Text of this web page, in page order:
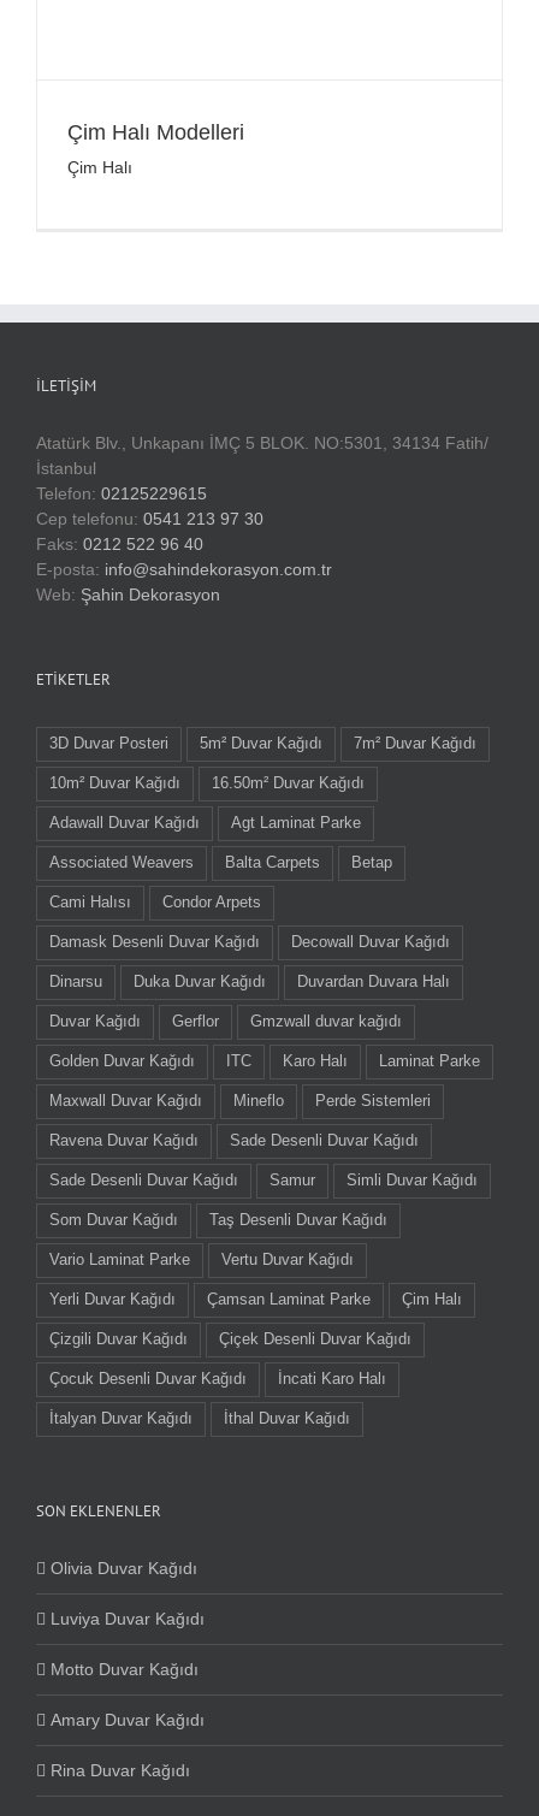
Çim Halı Modelleri
Çim Halı
İLETIŞIM
Atatürk Blv., Unkapanı İMÇ 5 BLOK. NO:5301, 34134 Fatih/
İstanbul
Telefon: 02125229615
Cep telefonu: 0541 213 97 30
Faks: 0212 522 96 40
E-posta: info@sahindekorasyon.com.tr
Web: Şahin Dekorasyon
ETIKETLER
3D Duvar Posteri 5m² Duvar Kağıdı 7m² Duvar Kağıdı
10m² Duvar Kağıdı 16.50m² Duvar Kağıdı
Adawall Duvar Kağıdı Agt Laminat Parke
Associated Weavers Balta Carpets Betap
Cami Halısı Condor Arpets
Damask Desenli Duvar Kağıdı Decowall Duvar Kağıdı
Dinarsu Duka Duvar Kağıdı Duvardan Duvara Halı
Duvar Kağıdı Gerflor Gmzwall duvar kağıdı
Golden Duvar Kağıdı ITC Karo Halı Laminat Parke
Maxwall Duvar Kağıdı Mineflo Perde Sistemleri
Ravena Duvar Kağıdı Sade Desenli Duvar Kağıdı
Sade Desenli Duvar Kağıdı Samur Simli Duvar Kağıdı
Som Duvar Kağıdı Taş Desenli Duvar Kağıdı
Vario Laminat Parke Vertu Duvar Kağıdı
Yerli Duvar Kağıdı Çamsan Laminat Parke Çim Halı
Çizgili Duvar Kağıdı Çiçek Desenli Duvar Kağıdı
Çocuk Desenli Duvar Kağıdı İncati Karo Halı
İtalyan Duvar Kağıdı İthal Duvar Kağıdı
SON EKLENENLER
Olivia Duvar Kağıdı
Luviya Duvar Kağıdı
Motto Duvar Kağıdı
Amary Duvar Kağıdı
Rina Duvar Kağıdı